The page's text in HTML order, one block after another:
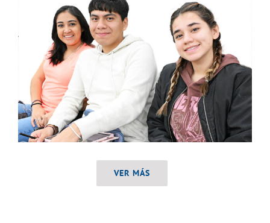
VER MÁS